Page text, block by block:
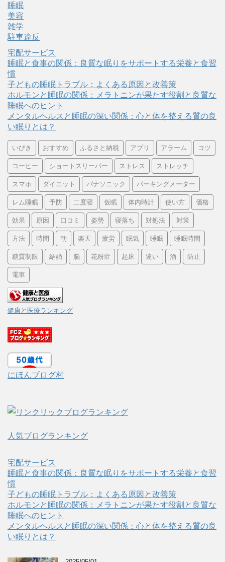
睡眠
美容
雑学
駐車違反
宅配サービス
睡眠と食事の関係：良質な眠りをサポートする栄養と食習
慣
子どもの睡眠トラブル：よくある原因と改善策
ホルモンと睡眠の関係：メラトニンが果たす役割と良質な
睡眠へのヒント
メンタルヘルスと睡眠の深い関係：心と体を整える質の良
い眠りとは？
いびき おすすめ ふるさと納税 アプリ アラーム コツ
コーヒー ショートスリーパー ストレス ストレッチ
スマホ ダイエット パナソニック パーキングメーター
レム睡眠 予防 二度寝 仮眠 体内時計 使い方 価格
効果 原因 口コミ 姿勢 寝落ち 対処法 対策
方法 時間 朝 楽天 疲労 眠気 睡眠 睡眠時間
糖質制限 結婚 脳 花粉症 起床 違い 酒 防止
電車
健康と医療ランキング
にほんブログ村
人気ブログランキング
宅配サービス
睡眠と食事の関係：良質な眠りをサポートする栄養と食習
慣
子どもの睡眠トラブル：よくある原因と改善策
ホルモンと睡眠の関係：メラトニンが果たす役割と良質な
睡眠へのヒント
メンタルヘルスと睡眠の深い関係：心と体を整える質の良
い眠りとは？